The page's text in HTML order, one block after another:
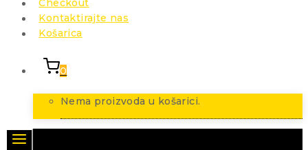
Checkout
Kontaktirajte nas
Košarica
0
Nema proizvoda u košarici.